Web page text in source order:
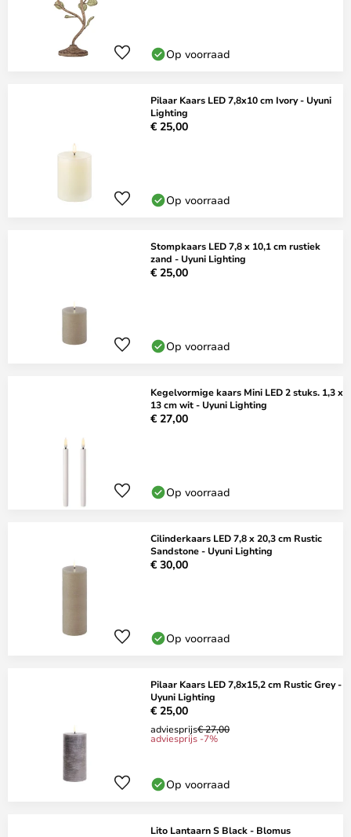
Op voorraad
Pilaar Kaars LED 7,8x10 cm Ivory - Uyuni
Lighting
€ 25,00
Op voorraad
Stompkaars LED 7,8 x 10,1 cm rustiek
zand - Uyuni Lighting
€ 25,00
Op voorraad
Kegelvormige kaars Mini LED 2 stuks. 1,3 x
13 cm wit - Uyuni Lighting
€ 27,00
Op voorraad
Cilinderkaars LED 7,8 x 20,3 cm Rustic
Sandstone - Uyuni Lighting
€ 30,00
Op voorraad
Pilaar Kaars LED 7,8x15,2 cm Rustic Grey -
Uyuni Lighting
€ 25,00
adviesprijs€ 27,00
adviesprijs -7%
Op voorraad
Lito Lantaarn S Black - Blomus